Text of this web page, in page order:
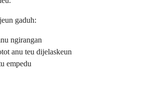
gaduh:
ngirangan
anu teu dijelaskeun
empedu